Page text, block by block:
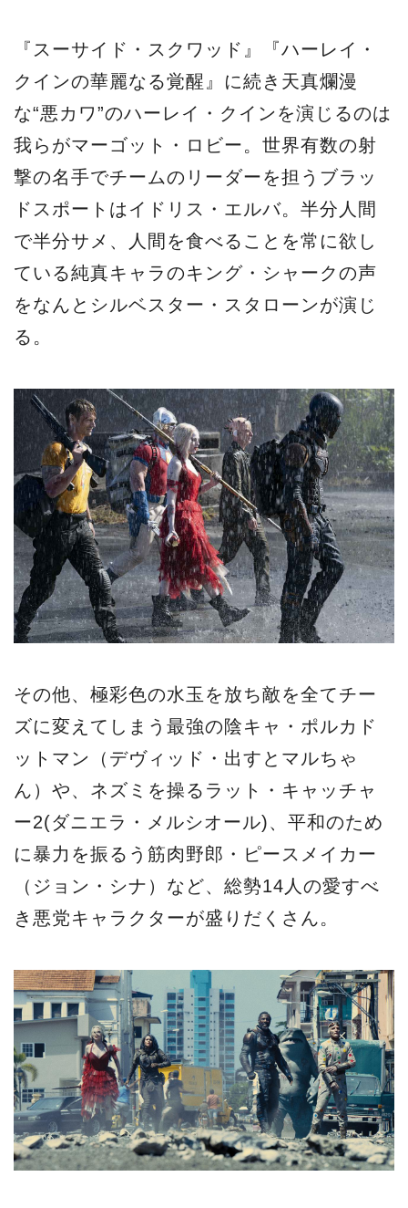
『スーサイド・スクワッド』『ハーレイ・
クインの華麗なる覚醒』に続き天真爛漫
な“悪カワ”のハーレイ・クインを演じるのは
我らがマーゴット・ロビー。世界有数の射
撃の名手でチームのリーダーを担うブラッ
ドスポートはイドリス・エルバ。半分人間
で半分サメ、人間を食べることを常に欲し
ている純真キャラのキング・シャークの声
をなんとシルベスター・スタローンが演じ
る。
その他、極彩色の水玉を放ち敵を全てチー
ズに変えてしまう最強の陰キャ・ポルカド
ットマン（デヴィッド・出すとマルちゃ
ん）や、ネズミを操るラット・キャッチャ
ー2(ダニエラ・メルシオール)、平和のため
に暴力を振るう筋肉野郎・ピースメイカー
（ジョン・シナ）など、総勢14人の愛すべ
き悪党キャラクターが盛りだくさん。